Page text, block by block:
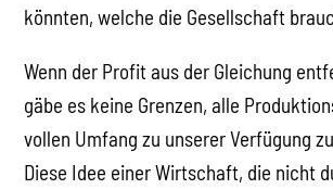
könnten, welche die Gesellschaft
Wenn der Profit aus der Gleichung
gäbe es keine Grenzen, alle
vollen Umfang zu unserer Verfügung
Diese Idee einer Wirtschaft, die nicht